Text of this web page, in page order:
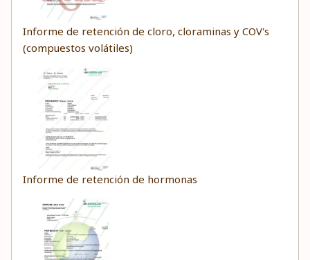
Informe de retención de cloro, cloraminas y COV's
(compuestos volátiles)
Informe de retención de hormonas